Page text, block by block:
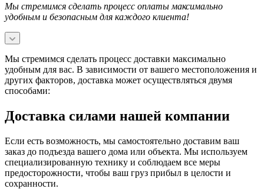
Мы стремимся сделать процесс оплаты максимально
удобным и безопасным для каждого клиента!
Мы стремимся сделать процесс доставки максимально
удобным для вас. В зависимости от вашего местоположения и
других факторов, доставка может осуществляться двумя
способами:
Доставка силами нашей компании
Если есть возможность, мы самостоятельно доставим ваш
заказ до подъезда вашего дома или объекта. Мы используем
специализированную технику и соблюдаем все меры
предосторожности, чтобы ваш груз прибыл в целости и
сохранности.